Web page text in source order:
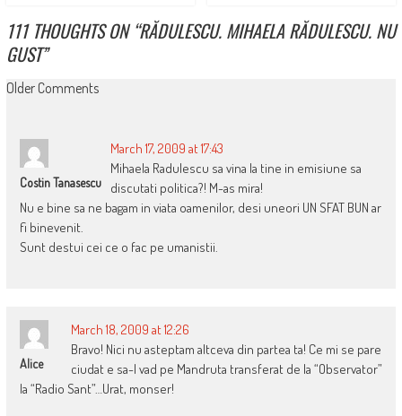
111 THOUGHTS ON “RĂDULESCU. MIHAELA RĂDULESCU. NU
GUST”
COMMENT
Older Comments
Costin Tanasescu
March 17, 2009 at 17:43
Mihaela Radulescu sa vina la tine in emisiune sa
discutati politica?! M-as mira!
Nu e bine sa ne bagam in viata oamenilor, desi uneori UN SFAT BUN ar
fi binevenit.
Sunt destui cei ce o fac pe umanistii.
Alice
March 18, 2009 at 12:26
Bravo! Nici nu asteptam altceva din partea ta! Ce mi se pare
ciudat e sa-l vad pe Mandruta transferat de la “Observator”
la “Radio Sant”…Urat, monser!